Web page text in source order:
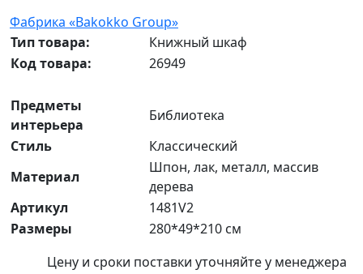
Фабрика «Bakokko Group»
Тип товара:
Книжный шкаф
Код товара:
26949
Предметы
интерьера
Библиотека
Стиль
Классический
Материал
Шпон, лак, металл, массив
дерева
Артикул
1481V2
Размеры
280*49*210 см
Цену и сроки поставки уточняйте у менеджера